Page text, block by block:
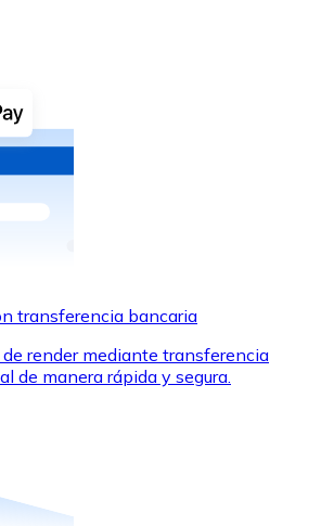
con efectivo en tu tienda más
efectivo
SEPA
Visa y Mastercard para comprar
transferencia bancaria
render mediante transferencia
de manera rápida y segura.